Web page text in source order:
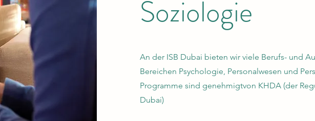
Soziologie
An der ISB Dubai bieten wir viele Berufs- und
Bereichen Psychologie, Personalwesen und
Programme sind genehmigtvon KHDA (der
Dubai)